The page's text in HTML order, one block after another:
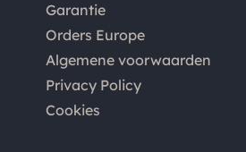
Garantie
Orders Europe
Algemene voorwaarden
Privacy Policy
Cookies